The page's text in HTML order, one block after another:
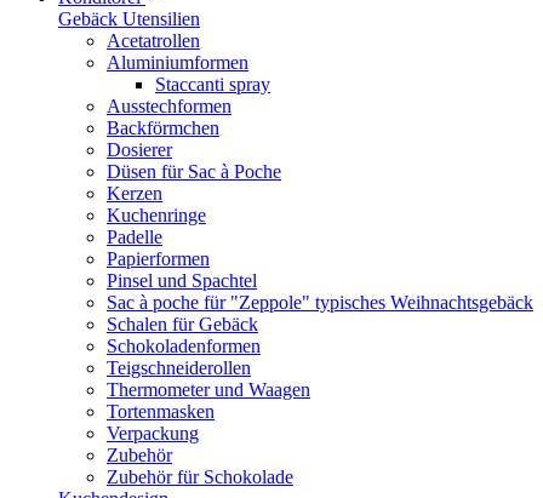
Gebäck Utensilien
Acetatrollen
Aluminiumformen
Staccanti spray
Ausstechformen
Backförmchen
Dosierer
Düsen für Sac à Poche
Kerzen
Kuchenringe
Padelle
Papierformen
Pinsel und Spachtel
Sac à poche für "Zeppole" typisches Weihnachtsgebäck
Schalen für Gebäck
Schokoladenformen
Teigschneiderollen
Thermometer und Waagen
Tortenmasken
Verpackung
Zubehör
Zubehör für Schokolade